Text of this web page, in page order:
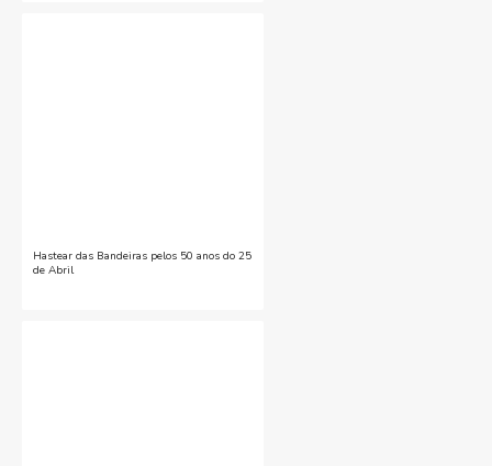
Hastear das Bandeiras pelos 50 anos do 25
de Abril